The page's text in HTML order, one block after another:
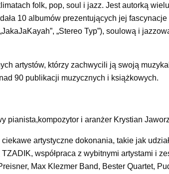
folk, pop, soul i jazz. Jest autorką
10 albumów prezentujących jej
„Stereo Typ”), soulową i
artystów, którzy zachwycili ją swoją
90 publikacji muzycznych i książkowych.
pianista,kompozytor i aranżer Krystian
artystyczne dokonania, takie jak
współpraca z wybitnymi artystami i
Max Klezmer Band, Bester Quartet,